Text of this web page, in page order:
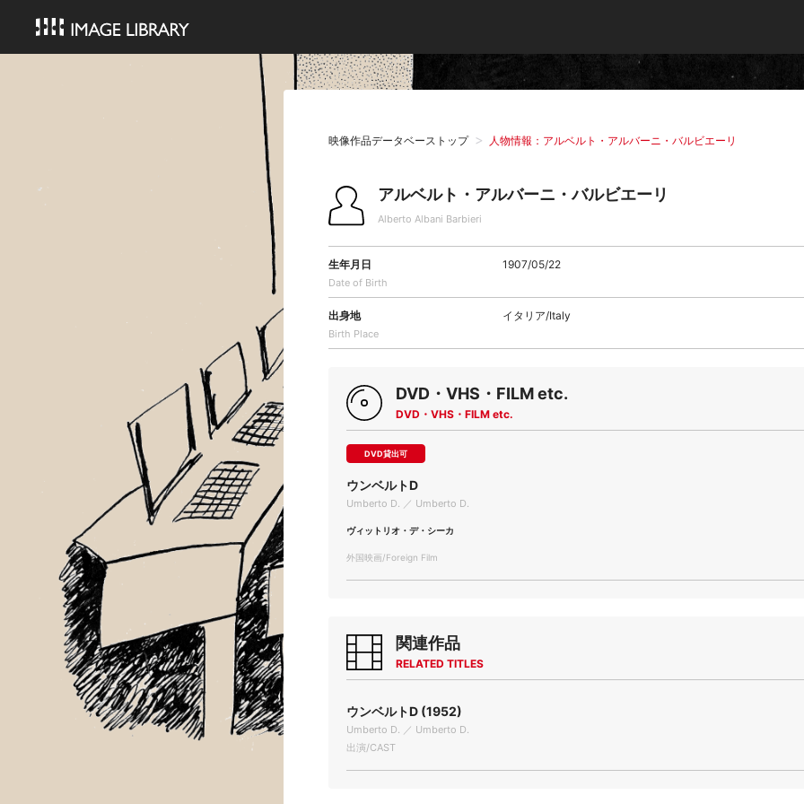
映像作品データベーストップ 人物情報：アルベルト・アルバーニ・バルビエーリ
アルベルト・アルバーニ・バルビエーリ
Alberto Albani Barbieri
生年月日
Date of Birth
1907/05/22
出身地
Birth Place
イタリア/Italy
DVD・VHS・FILM etc.
DVD・VHS・FILM etc.
DVD貸出可
ウンベルトD
Umberto D. ／ Umberto D.
ヴィットリオ・デ・シーカ
外国映画/Foreign Film
関連作品
RELATED TITLES
ウンベルトD (1952)
Umberto D. ／ Umberto D.
出演/CAST